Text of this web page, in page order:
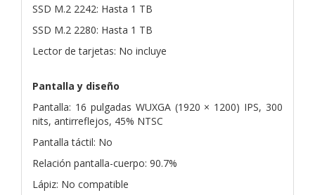
SSD M.2 2242: Hasta 1 TB
SSD M.2 2280: Hasta 1 TB
Lector de tarjetas: No incluye
Pantalla y diseño
Pantalla: 16 pulgadas WUXGA (1920 × 1200) IPS, 300
nits, antirreflejos, 45% NTSC
Pantalla táctil: No
Relación pantalla-cuerpo: 90.7%
Lápiz: No compatible